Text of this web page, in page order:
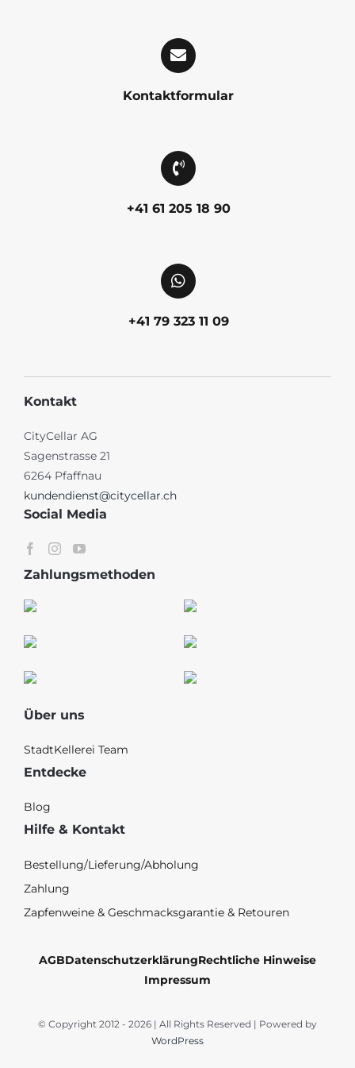
Kontaktformular
+41 61 205 18 90
+41 79 323 11 09
Kontakt
CityCellar AG
Sagenstrasse 21
6264 Pfaffnau
kundendienst@citycellar.ch
Social Media
Zahlungsmethoden
Über uns
StadtKellerei Team
Entdecke
Blog
Hilfe & Kontakt
Bestellung/Lieferung/Abholung
Zahlung
Zapfenweine & Geschmacksgarantie & Retouren
AGBDatenschutzerklärungRechtliche Hinweise
Impressum
© Copyright 2012 - 2026 | All Rights Reserved | Powered by
WordPress